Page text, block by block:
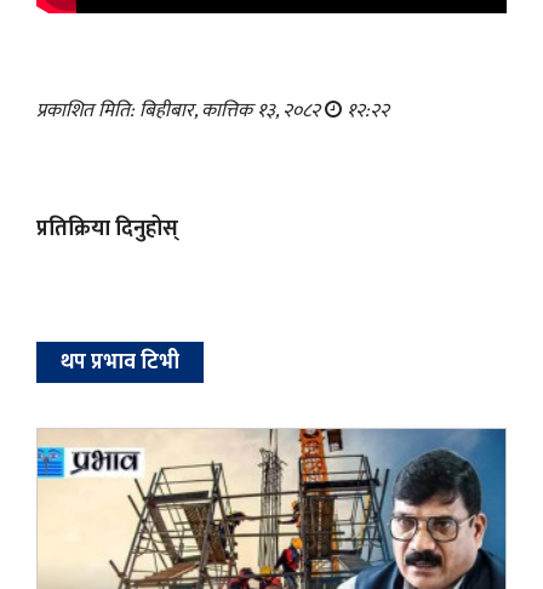
प्रकाशित मिति: बिहीबार, कात्तिक १३, २०८२ १२:२२
प्रतिक्रिया दिनुहोस्
थप प्रभाव टिभी